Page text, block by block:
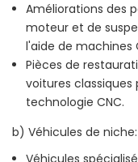
Améliorations des
moteur et de
l'aide de machines
Pièces de
voitures classiques
technologie CNC.
b) Véhicules de niche: